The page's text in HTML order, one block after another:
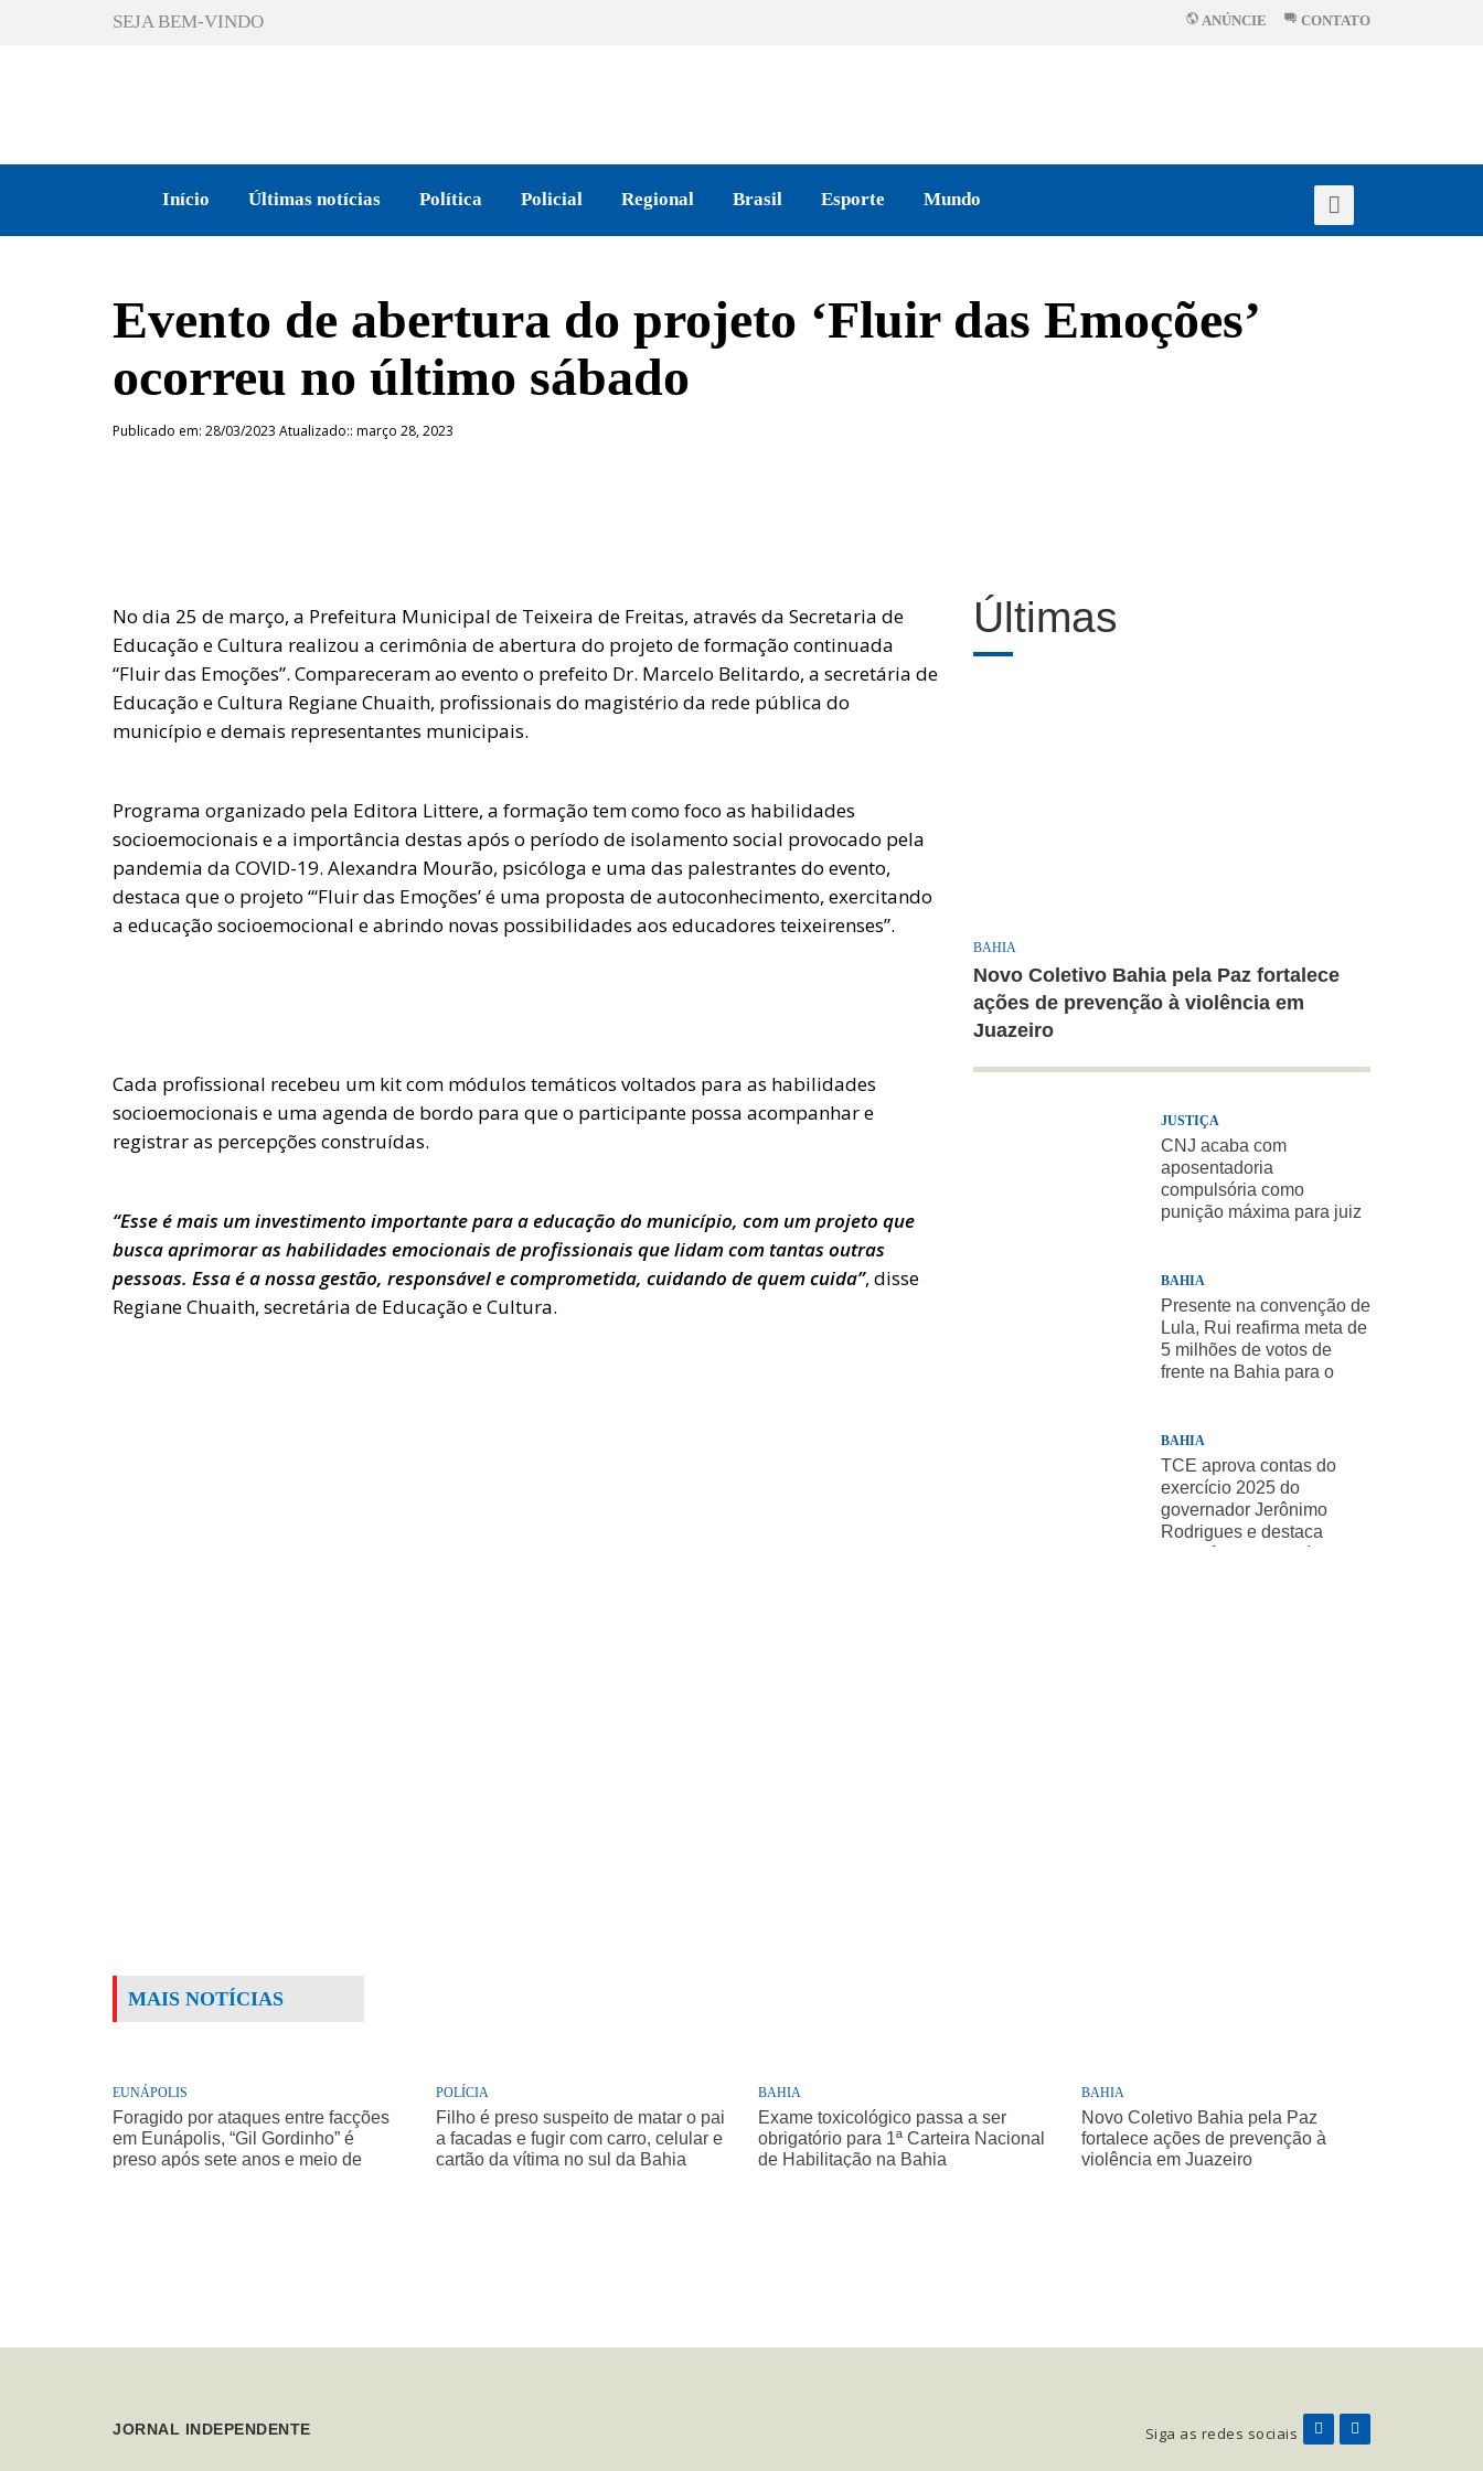
SEJA BEM-VINDO ANÚNCIE CONTATO
Início Últimas notícias Política Policial Regional Brasil Esporte Mundo
Evento de abertura do projeto ‘Fluir das Emoções’
ocorreu no último sábado
Publicado em: 28/03/2023 Atualizado:: março 28, 2023
No dia 25 de março, a Prefeitura Municipal de Teixeira de Freitas, através da Secretaria de
Educação e Cultura realizou a cerimônia de abertura do projeto de formação continuada
“Fluir das Emoções”. Compareceram ao evento o prefeito Dr. Marcelo Belitardo, a secretária de
Educação e Cultura Regiane Chuaith, profissionais do magistério da rede pública do
município e demais representantes municipais.
Programa organizado pela Editora Littere, a formação tem como foco as habilidades
socioemocionais e a importância destas após o período de isolamento social provocado pela
pandemia da COVID-19. Alexandra Mourão, psicóloga e uma das palestrantes do evento,
destaca que o projeto “‘Fluir das Emoções’ é uma proposta de autoconhecimento, exercitando
a educação socioemocional e abrindo novas possibilidades aos educadores teixeirenses”.
Cada profissional recebeu um kit com módulos temáticos voltados para as habilidades
socioemocionais e uma agenda de bordo para que o participante possa acompanhar e
registrar as percepções construídas.
“Esse é mais um investimento importante para a educação do município, com um projeto que
busca aprimorar as habilidades emocionais de profissionais que lidam com tantas outras
pessoas. Essa é a nossa gestão, responsável e comprometida, cuidando de quem cuida”, disse
Regiane Chuaith, secretária de Educação e Cultura.
Últimas
BAHIA
Novo Coletivo Bahia pela Paz fortalece
ações de prevenção à violência em
Juazeiro
JUSTIÇA
CNJ acaba com
aposentadoria
compulsória como
punição máxima para juiz
BAHIA
Presente na convenção de
Lula, Rui reafirma meta de
5 milhões de votos de
frente na Bahia para o
BAHIA
TCE aprova contas do
exercício 2025 do
governador Jerônimo
Rodrigues e destaca
MAIS NOTÍCIAS
EUNÁPOLIS
Foragido por ataques entre facções
em Eunápolis, “Gil Gordinho” é
preso após sete anos e meio de
POLÍCIA
Filho é preso suspeito de matar o pai
a facadas e fugir com carro, celular e
cartão da vítima no sul da Bahia
BAHIA
Exame toxicológico passa a ser
obrigatório para 1ª Carteira Nacional
de Habilitação na Bahia
BAHIA
Novo Coletivo Bahia pela Paz
fortalece ações de prevenção à
violência em Juazeiro
JORNAL INDEPENDENTE Siga as redes sociais